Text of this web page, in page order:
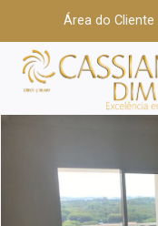
Área do Cliente